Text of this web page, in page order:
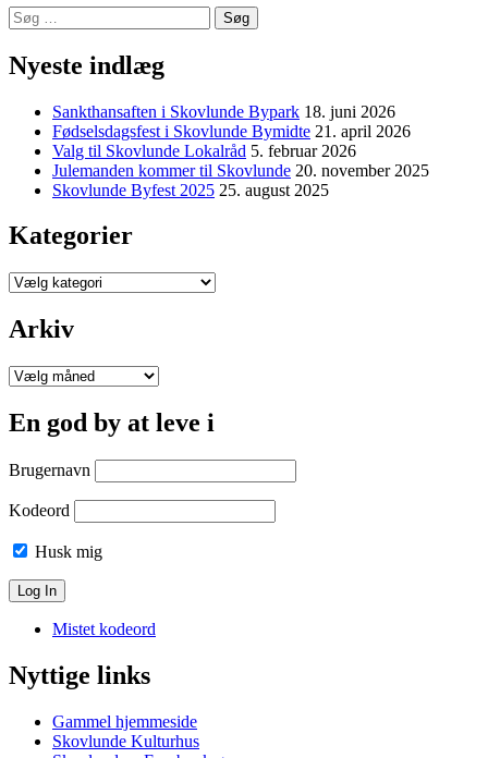
Søg
efter:
Nyeste indlæg
Sankthansaften i Skovlunde Bypark 18. juni 2026
Fødselsdagsfest i Skovlunde Bymidte 21. april 2026
Valg til Skovlunde Lokalråd 5. februar 2026
Julemanden kommer til Skovlunde 20. november 2025
Skovlunde Byfest 2025 25. august 2025
Kategorier
Kategorier
Arkiv
Arkiv
En god by at leve i
Brugernavn
Kodeord
Husk mig
Mistet kodeord
Nyttige links
Gammel hjemmeside
Skovlunde Kulturhus